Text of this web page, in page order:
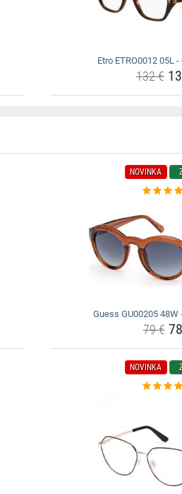
Etro ETRO0012 05L -
132 €
NOVINKA
Guess GU00205 48W
79 €
NOVINKA